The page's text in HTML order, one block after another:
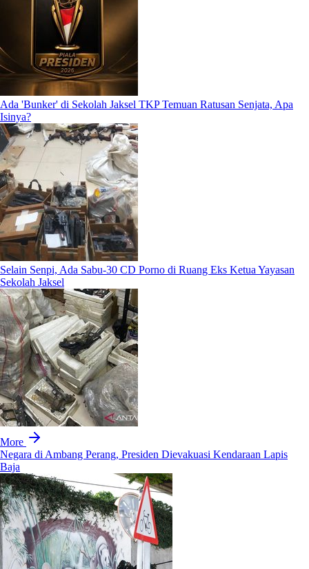
Ada 'Bunker' di Sekolah Jaksel TKP Temuan Ratusan Senjata, Apa
Isinya?
Selain Senpi, Ada Sabu-30 CD Porno di Ruang Eks Ketua Yayasan
Sekolah Jaksel
More
Negara di Ambang Perang, Presiden Dievakuasi Kendaraan Lapis
Baja